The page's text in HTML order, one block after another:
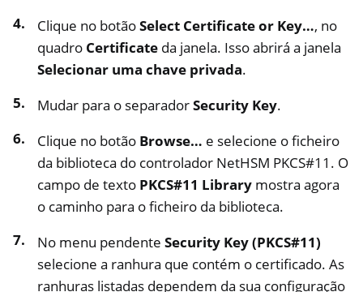
Clique no botãoSelect Certificate or Key…, no
quadro Certificate da janela. Isso abrirá a janela
Selecionar uma chave privada.
Mudar para o separadorSecurity Key.
Clique no botão Browse… e selecione o ficheiro
da biblioteca do controlador NetHSM PKCS#11. O
campo de texto PKCS#11 Library mostra agora
o caminho para o ficheiro da biblioteca.
No menu pendente Security Key (PKCS#11)
selecione a ranhura que contém o certificado. As
ranhuras listadas dependem da sua configuração